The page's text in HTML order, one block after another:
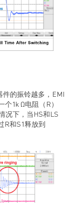
的振铃越多，EMI
个1k Ω电阻（R）
况下，当HS和LS
R和S1释放到